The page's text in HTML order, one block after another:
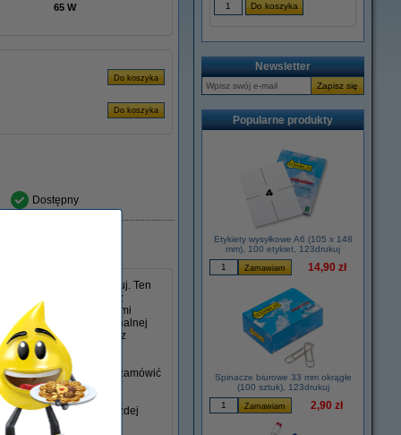
65 W
Dostępny
45 W w wersji 123drukuj. Ten
mm i jest kompatybilny z
sobie ze wszystkimi
jako zamiennik oryginalnej
niezawodność i wygodę z
nie posiadasz, możesz zamówić
swojego laptopa w każdej
Newsletter
Popularne produkty
Etykiety wysyłkowe A6 (105 x 148
mm), 100 etykiet, 123drukuj
14,90 zł
Spinacze biurowe 33 mm okrągłe
(100 sztuk), 123drukuj
2,90 zł